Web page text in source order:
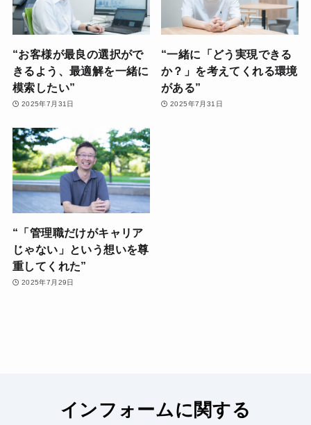
“お客様が最良の選択がで
きるよう、最適解を一緒に
模索したい”
2025年7月31日
“一緒に「どう実現できる
か？」を考えてくれる環境
がある”
2025年7月31日
“「管理職だけがキャリア
じゃない」という想いを尊
重してくれた”
2025年7月29日
インフォームに関する